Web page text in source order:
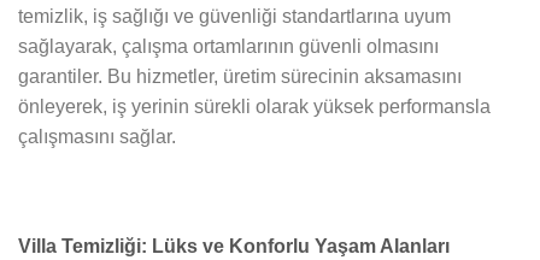
temizlik, iş sağlığı ve güvenliği standartlarına uyum
sağlayarak, çalışma ortamlarının güvenli olmasını
garantiler. Bu hizmetler, üretim sürecinin aksamasını
önleyerek, iş yerinin sürekli olarak yüksek performansla
çalışmasını sağlar.
Villa Temizliği: Lüks ve Konforlu Yaşam Alanları